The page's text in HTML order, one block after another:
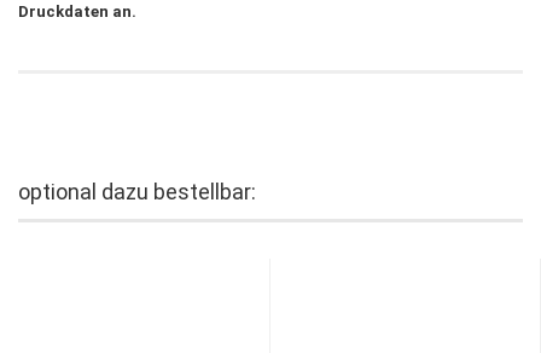
Druckdaten an.
optional dazu bestellbar: